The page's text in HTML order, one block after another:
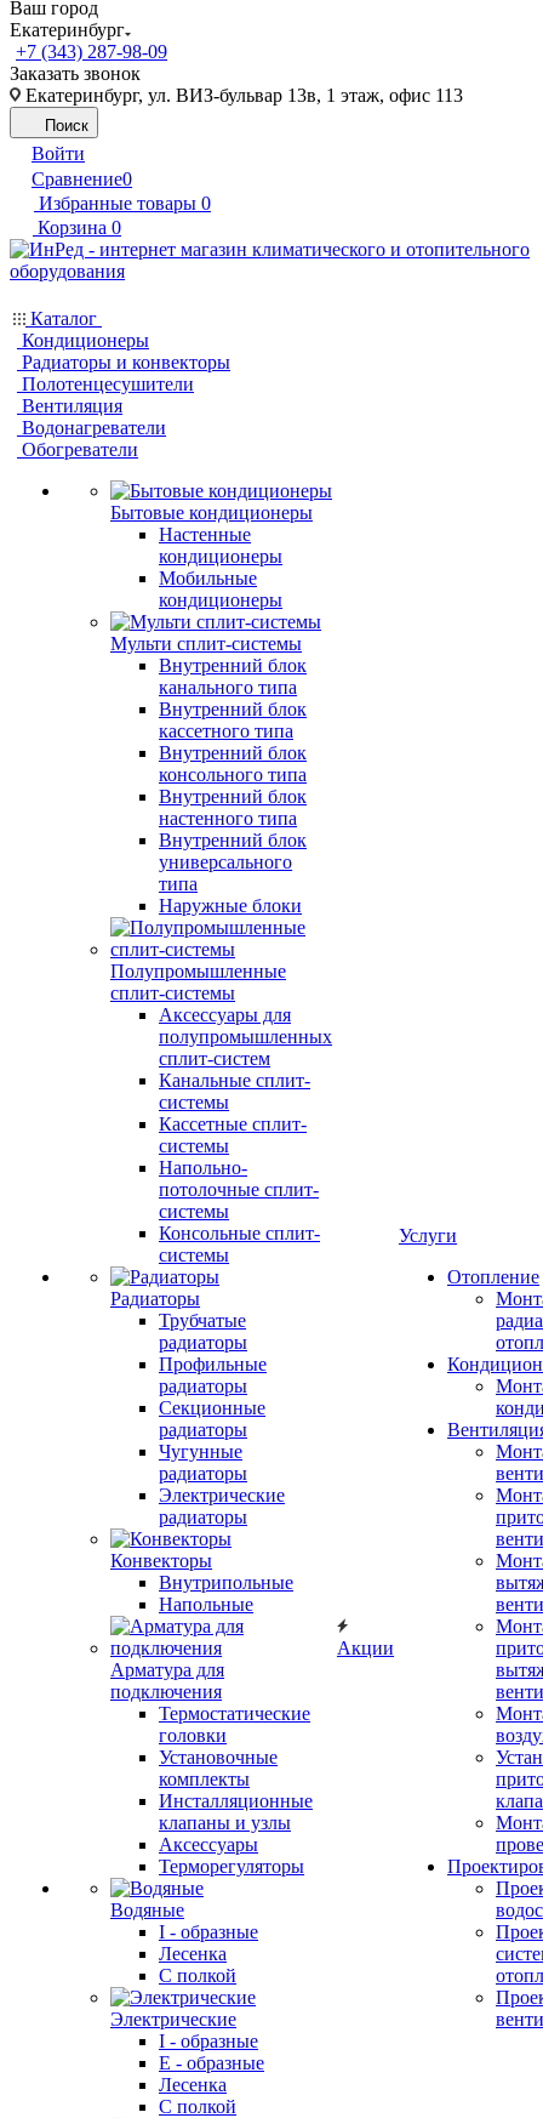
Ваш город
Екатеринбург
+7 (343) 287-98-09
Заказать звонок
Екатеринбург, ул. ВИЗ-бульвар 13в, 1 этаж, офис 113
Поиск
Войти
Сравнение0
Избранные товары 0
Корзина 0
Каталог
Кондиционеры
Радиаторы и конвекторы
Полотенцесушители
Вентиляция
Водонагреватели
Обогреватели
Бытовые кондиционеры
Настенные
кондиционеры
Мобильные
кондиционеры
Мульти сплит-системы
Внутренний блок
канального типа
Внутренний блок
кассетного типа
Внутренний блок
консольного типа
Внутренний блок
настенного типа
Внутренний блок
универсального
типа
Наружные блоки
Полупромышленные
сплит-системы
Аксессуары для
полупромышленных
сплит-систем
Канальные сплит-
системы
Кассетные сплит-
системы
Напольно-
потолочные сплит-
системы
Консольные сплит-
системы
Радиаторы
Трубчатые
радиаторы
Профильные
радиаторы
Секционные
радиаторы
Чугунные
радиаторы
Электрические
радиаторы
Конвекторы
Внутрипольные
Напольные
Арматура для
подключения
Термостатические
головки
Установочные
комплекты
Инсталляционные
клапаны и узлы
Аксессуары
Терморегуляторы
Водяные
I - образные
Лесенка
С полкой
Электрические
I - образные
E - образные
Лесенка
С полкой
Акции
Услуги
Отопление